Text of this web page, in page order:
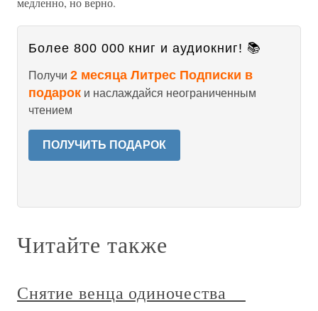
Более 800 000 книг и аудиокниг! 📚
Получи 2 месяца Литрес Подписки в
подарок и наслаждайся неограниченным
чтением
ПОЛУЧИТЬ ПОДАРОК
Читайте также
Снятие венца одиночества